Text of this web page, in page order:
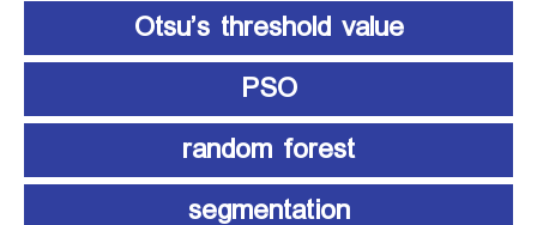
Otsu’s threshold value
PSO
random forest
segmentation